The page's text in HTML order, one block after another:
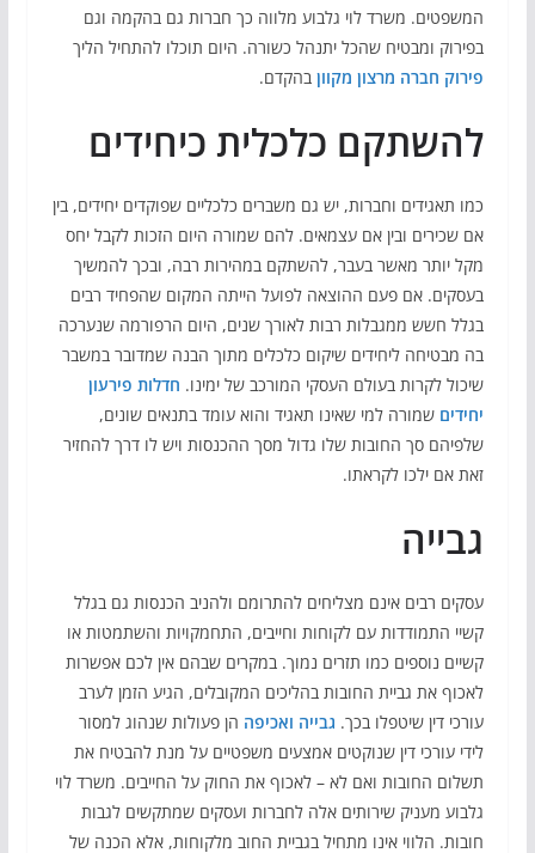
המשפטים. משרד לוי גלבוע מלווה כך חברות גם בהקמה וגם
בפירוק ומבטיח שהכל יתנהל כשורה. היום תוכלו להתחיל הליך
פירוק חברה מרצון מקוון בהקדם.
להשתקם כלכלית כיחידים
כמו תאגידים וחברות, יש גם משברים כלכליים שפוקדים יחידים, בין
אם שכירים ובין אם עצמאים. להם שמורה היום הזכות לקבל יחס
מקל יותר מאשר בעבר, להשתקם במהירות רבה, ובכך להמשיך
בעסקים. אם פעם ההוצאה לפועל הייתה המקום שהפחיד רבים
בגלל חשש ממגבלות רבות לאורך שנים, היום הרפורמה שנערכה
בה מבטיחה ליחידים שיקום כלכלים מתוך הבנה שמדובר במשבר
שיכול לקרות בעולם העסקי המורכב של ימינו. חדלות פירעון
יחידים שמורה למי שאינו תאגיד והוא עומד בתנאים שונים,
שלפיהם סך החובות שלו גדול מסך ההכנסות ויש לו דרך להחזיר
זאת אם ילכו לקראתו.
גבייה
עסקים רבים אינם מצליחים להתרומם ולהניב הכנסות גם בגלל
קשיי התמודדות עם לקוחות וחייבים, התחמקויות והשתמטות או
קשיים נוספים כמו תזרים נמוך. במקרים שבהם אין לכם אפשרות
לאכוף את גביית החובות בהליכים המקובלים, הגיע הזמן לערב
עורכי דין שיטפלו בכך. גבייה ואכיפה הן פעולות שנהוג למסור
לידי עורכי דין שנוקטים אמצעים משפטיים על מנת להבטיח את
תשלום החובות ואם לא – לאכוף את החוק על החייבים. משרד לוי
גלבוע מעניק שירותים אלה לחברות ועסקים שמתקשים לגבות
חובות. הלווי אינו מתחיל בגביית החוב מלקוחות, אלא הכנה של